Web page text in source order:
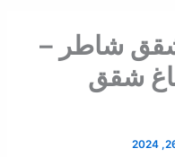
شاطر –
شقق